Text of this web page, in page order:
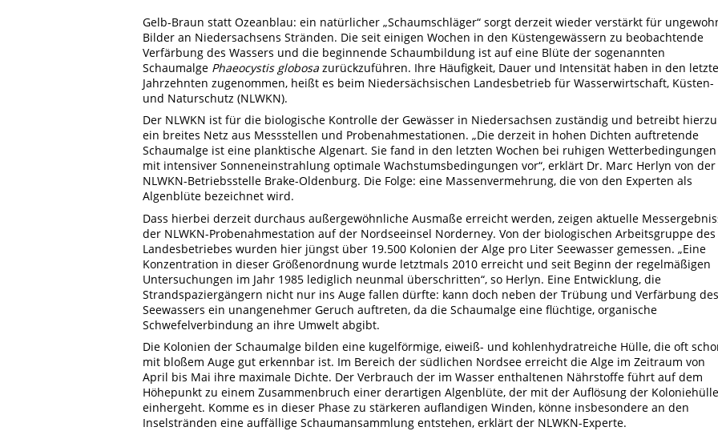
Gelb-Braun statt Ozeanblau: ein natürlicher „Schaumschläger“ sorgt derzeit wieder verstärkt für
Bilder an Niedersachsens Stränden. Die seit einigen Wochen in den Küstengewässern zu beobachtende
Verfärbung des Wassers und die beginnende Schaumbildung ist auf eine Blüte der sogenannten
Schaumalge Phaeocystis globosa zurückzuführen. Ihre Häufigkeit, Dauer und Intensität haben in den
Jahrzehnten zugenommen, heißt es beim Niedersächsischen Landesbetrieb für Wasserwirtschaft, Küsten-
und Naturschutz (NLWKN).
Der NLWKN ist für die biologische Kontrolle der Gewässer in Niedersachsen zuständig und betreibt hierzu
ein breites Netz aus Messstellen und Probenahmestationen. „Die derzeit in hohen Dichten auftretende
Schaumalge ist eine planktische Algenart. Sie fand in den letzten Wochen bei ruhigen Wetterbedingungen
mit intensiver Sonneneinstrahlung optimale Wachstumsbedingungen vor“, erklärt Dr. Marc Herlyn von der
NLWKN-Betriebsstelle Brake-Oldenburg. Die Folge: eine Massenvermehrung, die von den Experten als
Algenblüte bezeichnet wird.
Dass hierbei derzeit durchaus außergewöhnliche Ausmaße erreicht werden, zeigen aktuelle
der NLWKN-Probenahmestation auf der Nordseeinsel Norderney. Von der biologischen Arbeitsgruppe des
Landesbetriebes wurden hier jüngst über 19.500 Kolonien der Alge pro Liter Seewasser gemessen. „Eine
Konzentration in dieser Größenordnung wurde letztmals 2010 erreicht und seit Beginn der regelmäßigen
Untersuchungen im Jahr 1985 lediglich neunmal überschritten“, so Herlyn. Eine Entwicklung, die
Strandspaziergängern nicht nur ins Auge fallen dürfte: kann doch neben der Trübung und Verfärbung des
Seewassers ein unangenehmer Geruch auftreten, da die Schaumalge eine flüchtige, organische
Schwefelverbindung an ihre Umwelt abgibt.
Die Kolonien der Schaumalge bilden eine kugelförmige, eiweiß- und kohlenhydratreiche Hülle, die oft
mit bloßem Auge gut erkennbar ist. Im Bereich der südlichen Nordsee erreicht die Alge im Zeitraum von
April bis Mai ihre maximale Dichte. Der Verbrauch der im Wasser enthaltenen Nährstoffe führt auf dem
Höhepunkt zu einem Zusammenbruch einer derartigen Algenblüte, der mit der Auflösung der
einhergeht. Komme es in dieser Phase zu stärkeren auflandigen Winden, könne insbesondere an den
Inselstränden eine auffällige Schaumansammlung entstehen, erklärt der NLWKN-Experte.